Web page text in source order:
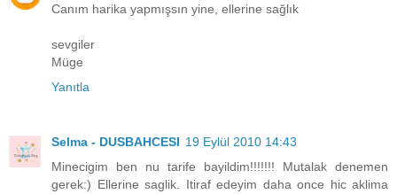
Canım harika yapmışsın yine, ellerine sağlık
sevgiler
Müge
Yanıtla
Selma - DUSBAHCESI 19 Eylül 2010 14:43
Minecigim ben nu tarife bayildim!!!!!!! Mutalak denemen
gerek:) Ellerine saglik. Itiraf edeyim daha once hic aklima